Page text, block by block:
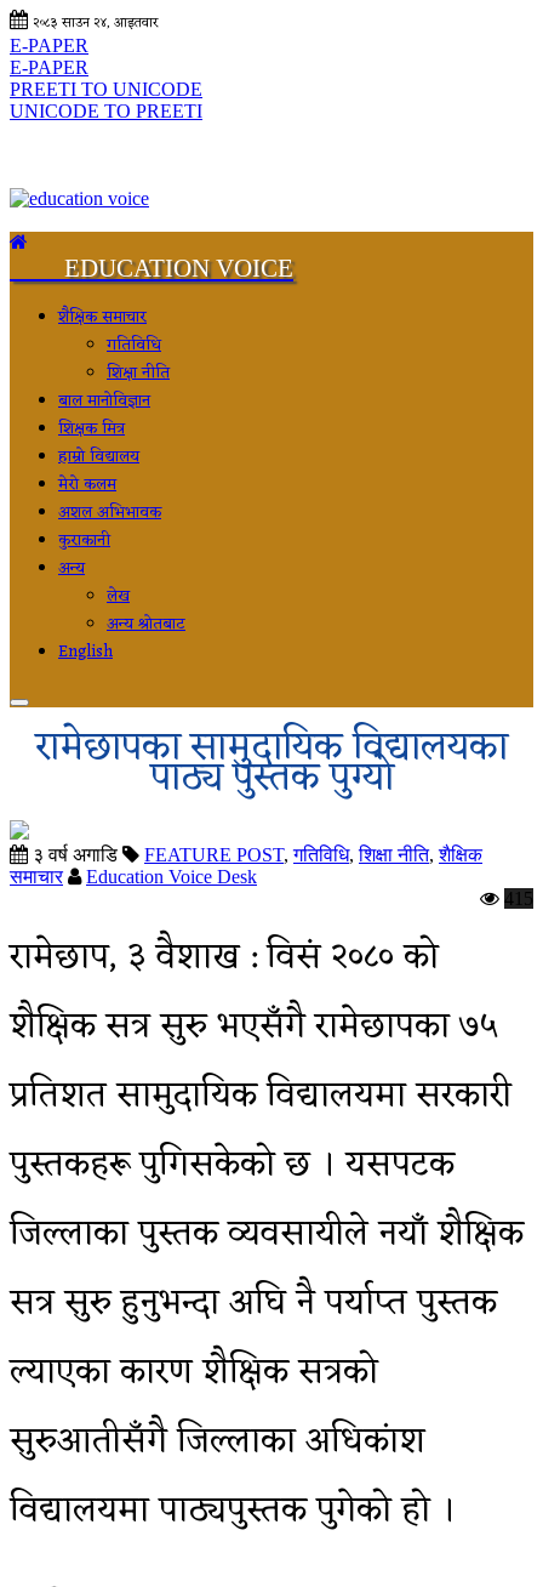
२०८३ साउन २४, आइतवार
E-PAPER
E-PAPER
PREETI TO UNICODE
UNICODE TO PREETI
EDUCATION VOICE
शैक्षिक समाचार
गतिविधि
शिक्षा नीति
बाल मानोविज्ञान
शिक्षक मित्र
हाम्रो विद्यालय
मेरो कलम
अशल अभिभावक
कुराकानी
अन्य
लेख
अन्य श्रोतबाट
English
रामेछापका सामुदायिक विद्यालयका
पाठ्य पुस्तक पुग्यो
३ वर्ष अगाडि FEATURE POST,गतिविधि,शिक्षा नीति,शैक्षिक
समाचार
Education Voice Desk
415
रामेछाप, ३ वैशाख : विसं २०८० को
शैक्षिक सत्र सुरु भएसँगै रामेछापका ७५
प्रतिशत सामुदायिक विद्यालयमा सरकारी
पुस्तकहरू पुगिसकेको छ । यसपटक
जिल्लाका पुस्तक व्यवसायीले नयाँ शैक्षिक
सत्र सुरु हुनुभन्दा अघि नै पर्याप्त पुस्तक
ल्याएका कारण शैक्षिक सत्रको
सुरुआतीसँगै जिल्लाका अधिकांश
विद्यालयमा पाठ्यपुस्तक पुगेको हो ।